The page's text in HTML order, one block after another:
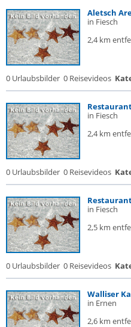
Aletsch
in Fiesch
2,4 km
0 Urlaubsbilder 0 Reisevideos
in Fiesch
2,4 km
0 Urlaubsbilder 0 Reisevideos
in Fiesch
2,5 km
0 Urlaubsbilder 0 Reisevideos
Walliser
in Ernen
2,6 km